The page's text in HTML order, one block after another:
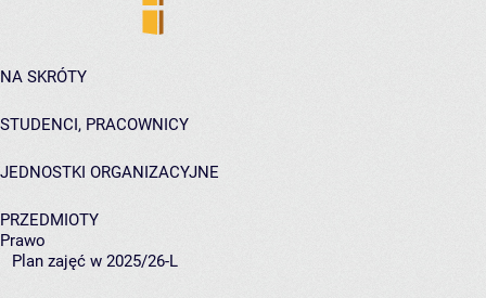
NA SKRÓTY
STUDENCI, PRACOWNICY
JEDNOSTKI ORGANIZACYJNE
PRZEDMIOTY
Prawo
Plan zajęć w 2025/26-L